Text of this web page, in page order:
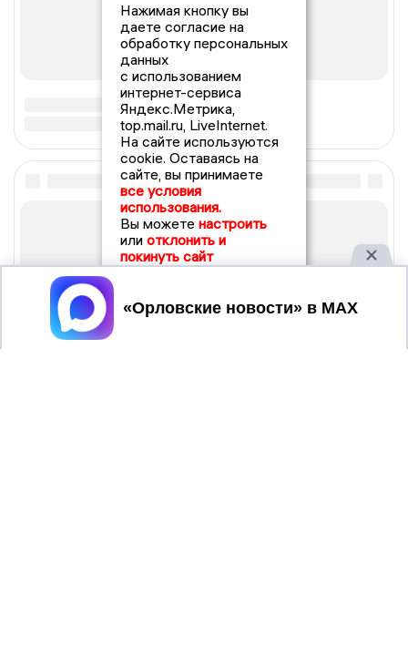
Нажимая кнопку вы
даете согласие на
обработку персональных
данных
с использованием
интернет-сервиса
Яндекс.Метрика,
top.mail.ru, LiveInternet.
На сайте используются
cookie. Оставаясь на
сайте, вы принимаете
все условия
использования.
Вы можете настроить
или отклонить и
покинуть сайт
Принять